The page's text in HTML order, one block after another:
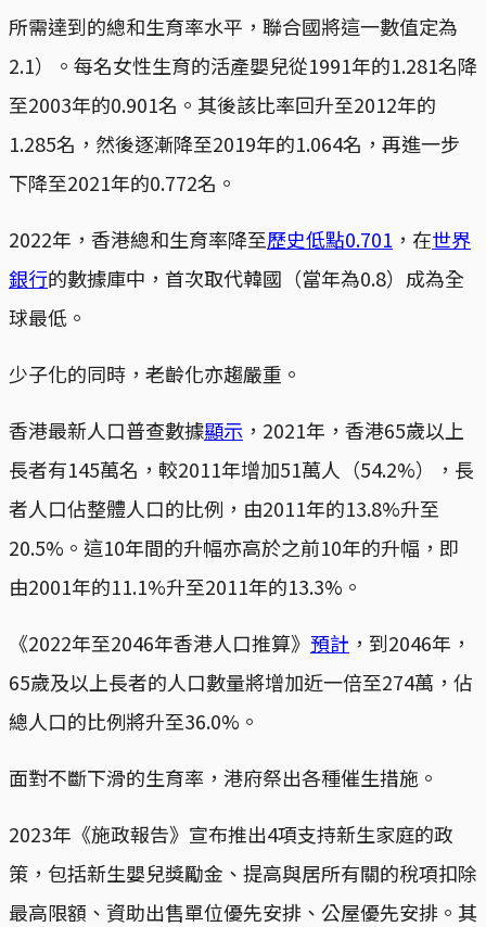
所需達到的總和生育率水平，聯合國將這一數值定為
2.1）。每名女性生育的活產嬰兒從1991年的1.281名降
至2003年的0.901名。其後該比率回升至2012年的
1.285名，然後逐漸降至2019年的1.064名，再進一步
下降至2021年的0.772名。
2022年，香港總和生育率降至歷史低點0.701 ，在世界
銀行的數據庫中，首次取代韓國（當年為0.8）成為全
球最低。
少子化的同時，老齡化亦趨嚴重。
香港最新人口普查數據顯示 ，2021年，香港65歲以上
長者有145萬名，較2011年增加51萬人（54.2%），長
者人口佔整體人口的比例，由2011年的13.8%升至
20.5%。這10年間的升幅亦高於之前10年的升幅，即
由2001年的11.1%升至2011年的13.3%。
《2022年至2046年香港人口推算》 預計 ，到2046年，
65歲及以上長者的人口數量將增加近一倍至274萬，佔
總人口的比例將升至36.0%。
面對不斷下滑的生育率，港府祭出各種催生措施。
2023年《施政報告》宣布推出4項支持新生家庭的政
策，包括新生嬰兒獎勵金、提高與居所有關的稅項扣除
最高限額、資助出售單位優先安排、公屋優先安排。其